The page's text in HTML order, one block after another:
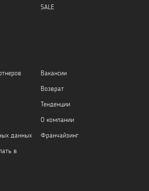
SALE
Вакансии
Возврат
Тенденции
О компании
данных
Франчайзинг
в